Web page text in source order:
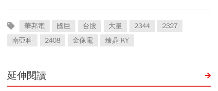
華邦電 國巨 台股 大量 2344
2327
南亞科
2408 金像電 臻鼎-KY
延伸閱讀